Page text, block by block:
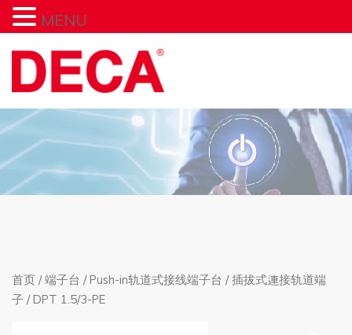
首页 /端子台 /Push-in轨道式接线端子台 /插拔式連接轨道端
子 / DPT 1.5/3-PE
MENU